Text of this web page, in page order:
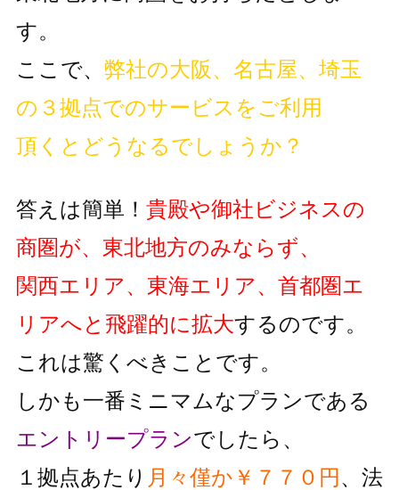
す。
ここで、 弊社の大阪、名古屋、埼玉
の３拠点でのサービスをご利用
頂くとどうなるでしょうか？
答えは簡単！ 貴殿や御社ビジネスの
商圏が、東北地方のみならず、
関西エリア、東海エリア、首都圏エ
リアへと飛躍的に拡大するのです。
これは驚くべきことです。
しかも一番ミニマムなプランである
エントリープランでしたら、
１拠点あたり 月々僅か￥７７０円、法